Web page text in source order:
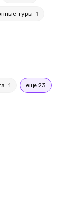
туры 1
1 еще 23